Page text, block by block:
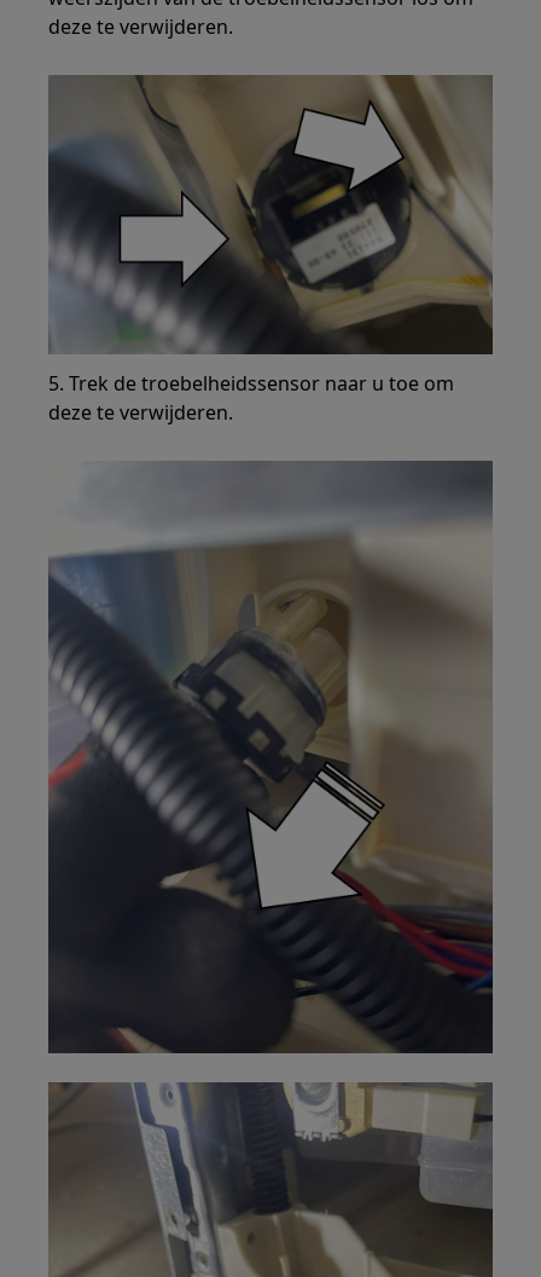
deze te verwijderen.
5. Trek de troebelheidssensor naar u toe om
deze te verwijderen.